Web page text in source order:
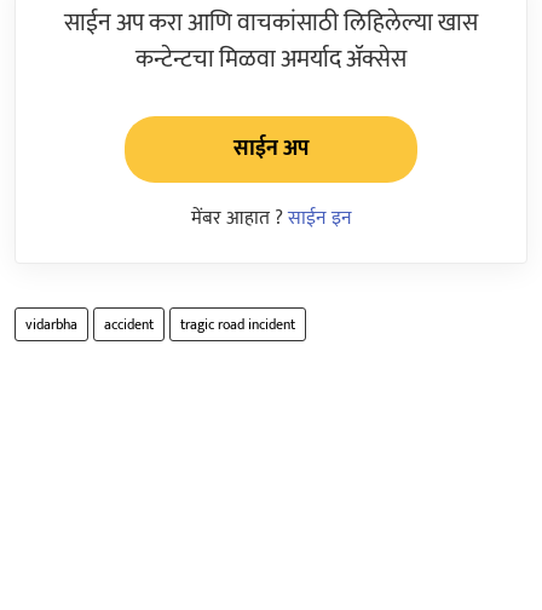
साईन अप करा आणि वाचकांसाठी लिहिलेल्या खास
कन्टेन्टचा मिळवा अमर्याद ॲक्सेस
साईन अप
मेंबर आहात ?साईन इन
vidarbha accident tragic road incident